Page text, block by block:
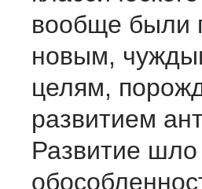
вообще были
новым,
целям,
развитием
Развитие